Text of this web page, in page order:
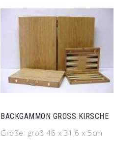
BACKGAMMON GROSS KIRSCHE
Größe: groß 46 x 31,6 x 5cm